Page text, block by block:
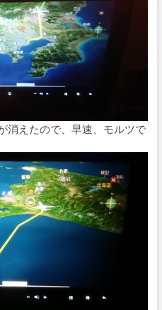
消えたので、早速、モルツで